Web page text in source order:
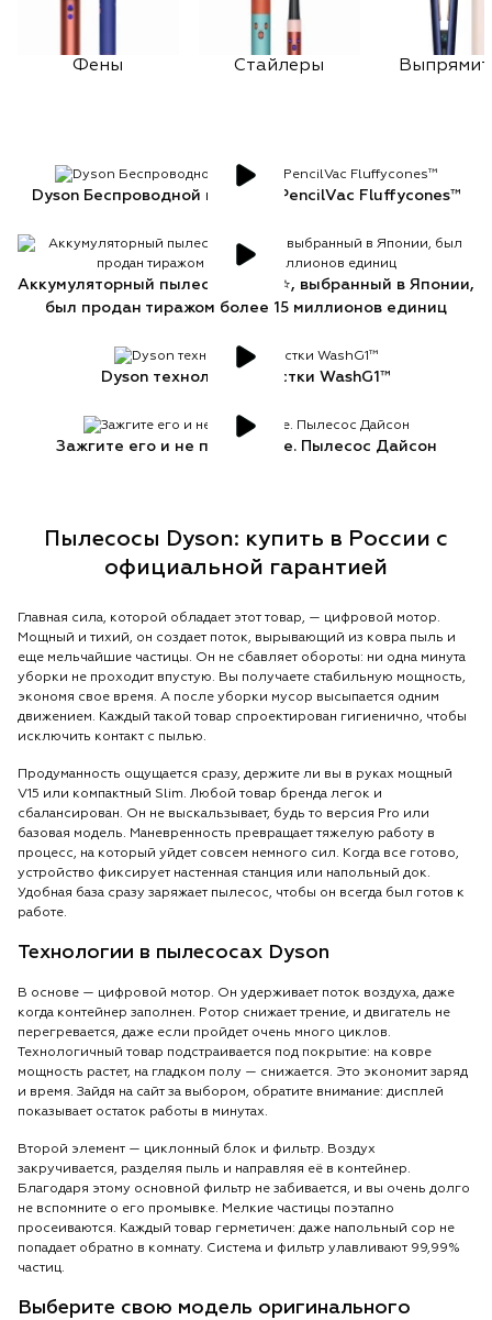
Фены Стайлеры
Dyson Беспроводной пылесос PencilVac Fluffycones™
Аккумуляторный пылесос Dyson⭐, выбранный в Японии,
был продан тиражом более 15 миллионов единиц
Dyson технология очистки WashG1™
Зажгите его и не пропустите. Пылесос Дайсон
Пылесосы Dyson: купить в России с
официальной гарантией
Главная сила, которой обладает этот товар, — цифровой мотор.
Мощный и тихий, он создает поток, вырывающий из ковра пыль и
еще мельчайшие частицы. Он не сбавляет обороты: ни одна минута
уборки не проходит впустую. Вы получаете стабильную мощность,
экономя свое время. А после уборки мусор высыпается одним
движением. Каждый такой товар спроектирован гигиенично, чтобы
исключить контакт с пылью.
Продуманность ощущается сразу, держите ли вы в руках мощный
V15 или компактный Slim. Любой товар бренда легок и
сбалансирован. Он не выскальзывает, будь то версия Pro или
базовая модель. Маневренность превращает тяжелую работу в
процесс, на который уйдет совсем немного сил. Когда все готово,
устройство фиксирует настенная станция или напольный док.
Удобная база сразу заряжает пылесос, чтобы он всегда был готов к
работе.
Технологии в пылесосах Dyson
В основе — цифровой мотор. Он удерживает поток воздуха, даже
когда контейнер заполнен. Ротор снижает трение, и двигатель не
перегревается, даже если пройдет очень много циклов.
Технологичный товар подстраивается под покрытие: на ковре
мощность растет, на гладком полу — снижается. Это экономит заряд
и время. Зайдя на сайт за выбором, обратите внимание: дисплей
показывает остаток работы в минутах.
Второй элемент — циклонный блок и фильтр. Воздух
закручивается, разделяя пыль и направляя её в контейнер.
Благодаря этому основной фильтр не забивается, и вы очень долго
не вспомните о его промывке. Мелкие частицы поэтапно
просеиваются. Каждый товар герметичен: даже напольный сор не
попадает обратно в комнату. Система и фильтр улавливают 99,99%
частиц.
Выберите свою модель оригинального